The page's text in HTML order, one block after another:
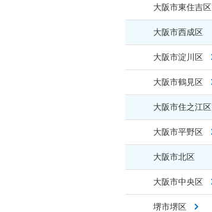
大阪市東住吉区
大阪市西成区
大阪市淀川区
大阪市鶴見区
大阪市住之江区
大阪市平野区
大阪市北区
大阪市中央区
堺市堺区